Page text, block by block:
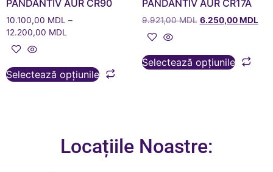
PANDANTIV AUR CR90
10.100,00 MDL –
12.200,00 MDL
Selectează opțiunile
PANDANTIV AUR CR17A
9.921,00MDL 6.250,00MDL
Selectează opțiunile
Locațiile Noastre: